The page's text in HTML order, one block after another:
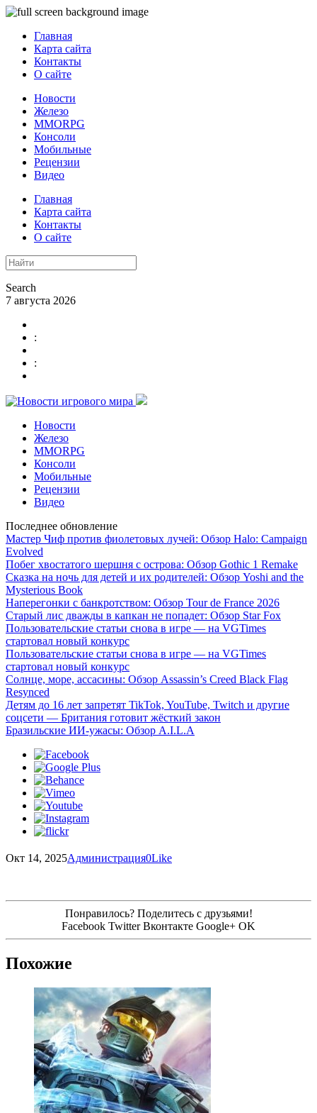
Главная
Карта сайта
Контакты
О сайте
Новости
Железо
MMORPG
Консоли
Мобильные
Рецензии
Видео
Главная
Карта сайта
Контакты
О сайте
Search
7 августа 2026
:
:
Новости
Железо
MMORPG
Консоли
Мобильные
Рецензии
Видео
Последнее обновление
Мастер Чиф против фиолетовых лучей: Обзор Halo: Campaign
Evolved
Побег хвостатого шершня с острова: Обзор Gothic 1 Remake
Сказка на ночь для детей и их родителей: Обзор Yoshi and the
Mysterious Book
Наперегонки с банкротством: Обзор Tour de France 2026
Старый лис дважды в капкан не попадет: Обзор Star Fox
Пользовательские статьи снова в игре — на VGTimes
стартовал новый конкурс
Пользовательские статьи снова в игре — на VGTimes
стартовал новый конкурс
Солнце, море, ассасины: Обзор Assassin’s Creed Black Flag
Resynced
Детям до 16 лет запретят TikTok, YouTube, Twitch и другие
соцсети — Британия готовит жёсткий закон
Бразильские ИИ-ужасы: Обзор A.I.L.A
Окт 14, 2025Администрация0Like
Понравилось? Поделитесь с друзьями!
Facebook Twitter Вконтакте Google+ OK
Похожие